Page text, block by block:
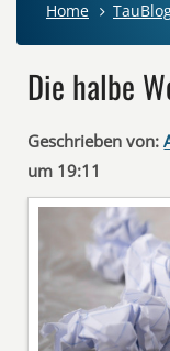
Home
Die halbe
Geschrieben von:
um 19:11